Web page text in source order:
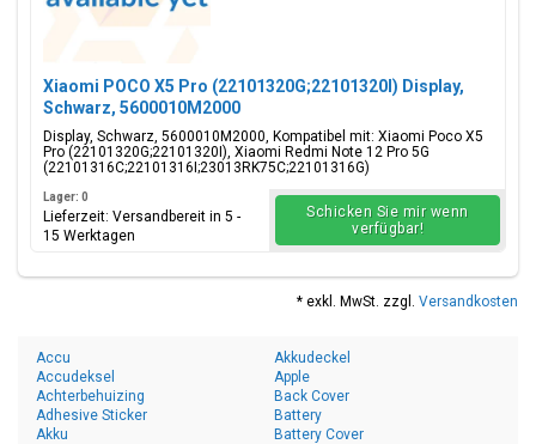
Xiaomi POCO X5 Pro (22101320G;22101320I) Display,
Schwarz, 5600010M2000
Display, Schwarz, 5600010M2000, Kompatibel mit: Xiaomi Poco X5
Pro (22101320G;22101320I), Xiaomi Redmi Note 12 Pro 5G
(22101316C;22101316I;23013RK75C;22101316G)
Lager: 0
Lieferzeit: Versandbereit in 5 -
15 Werktagen
Schicken Sie mir wenn
verfügbar!
* exkl. MwSt. zzgl. Versandkosten
Accu
Accudeksel
Achterbehuizing
Adhesive Sticker
Akku
Akkudeckel
Apple
Back Cover
Battery
Battery Cover